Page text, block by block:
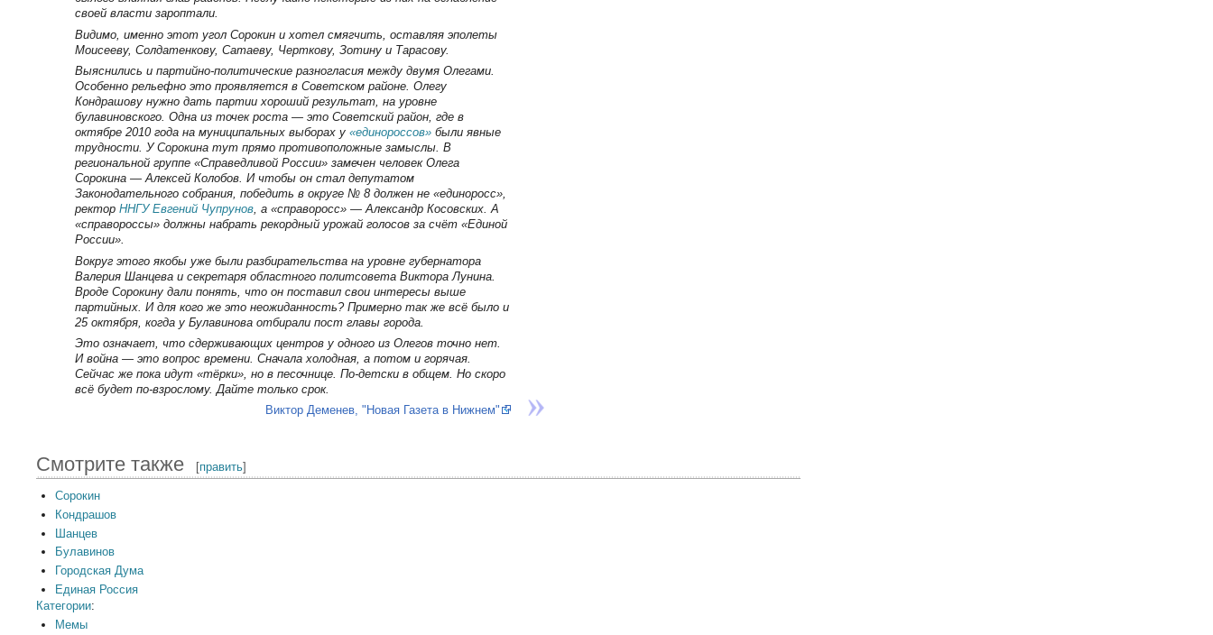
своей власти зароптали.
Видимо, именно этот угол Сорокин и хотел смягчить, оставляя эполеты
Моисееву, Солдатенкову, Сатаеву, Черткову, Зотину и Тарасову.
Выяснились и партийно-политические разногласия между двумя Олегами.
Особенно рельефно это проявляется в Советском районе. Олегу
Кондрашову нужно дать партии хороший результат, на уровне
булавиновского. Одна из точек роста — это Советский район, где в
октябре 2010 года на муниципальных выборах у «единороссов»были явные
трудности. У Сорокина тут прямо противоположные замыслы. В
региональной группе «Справедливой России» замечен человек Олега
Сорокина — Алексей Колобов. И чтобы он стал депутатом
Законодательного собрания, победить в округе № 8 должен не «единоросс»,
ректор ННГУ Евгений Чупрунов, а «справоросс» — Александр Косовских. А
«справороссы» должны набрать рекордный урожай голосов за счёт «Единой
России».
Вокруг этого якобы уже были разбирательства на уровне губернатора
Валерия Шанцева и секретаря областного политсовета Виктора Лунина.
Вроде Сорокину дали понять, что он поставил свои интересы выше
партийных. И для кого же это неожиданность? Примерно так же всё было и
25 октября, когда у Булавинова отбирали пост главы города.
Это означает, что сдерживающих центров у одного из Олегов точно нет.
И война — это вопрос времени. Сначала холодная, а потом и горячая.
Сейчас же пока идут «тёрки», но в песочнице. По-детски в общем. Но скоро
всё будет по-взрослому. Дайте только срок.
Виктор Деменев, "Новая Газета в Нижнем"
Смотрите также [править]
Сорокин
Кондрашов
Шанцев
Булавинов
Городская Дума
Единая Россия
Категории:
Мемы